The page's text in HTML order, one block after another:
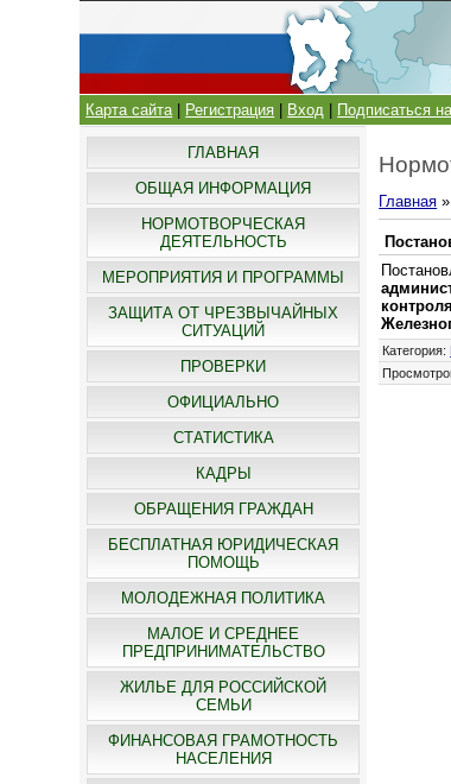
Карта сайта| Регистрация Вход Подписаться
ГЛАВНАЯ
ОБЩАЯ ИНФОРМАЦИЯ
НОРМОТВОРЧЕСКАЯ
ДЕЯТЕЛЬНОСТЬ
МЕРОПРИЯТИЯ И ПРОГРАММЫ
ЗАЩИТА ОТ ЧРЕЗВЫЧАЙНЫХ
СИТУАЦИЙ
ПРОВЕРКИ
ОФИЦИАЛЬНО
СТАТИСТИКА
КАДРЫ
ОБРАЩЕНИЯ ГРАЖДАН
БЕСПЛАТНАЯ ЮРИДИЧЕСКАЯ
ПОМОЩЬ
МОЛОДЕЖНАЯ ПОЛИТИКА
МАЛОЕ И СРЕДНЕЕ
ПРЕДПРИНИМАТЕЛЬСТВО
ЖИЛЬЕ ДЛЯ РОССИЙСКОЙ
СЕМЬИ
ФИНАНСОВАЯ ГРАМОТНОСТЬ
НАСЕЛЕНИЯ
Главная »
Категория: